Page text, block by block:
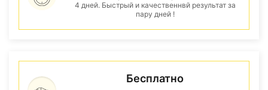
4 дней. Быстрый и качественнвй результат за
пару дней !
Бесплатно